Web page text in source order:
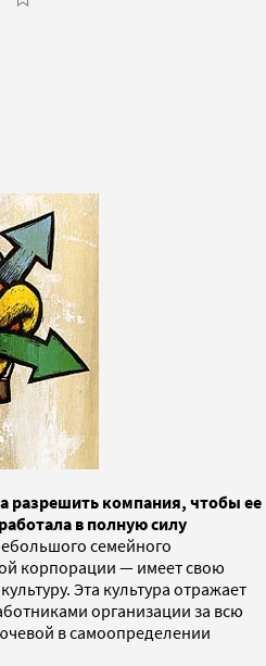
разрешить компания, чтобы ее
в полную силу
семейного
корпорации — имеет свою
Эта культура отражает
организации за всю
в самоопределении